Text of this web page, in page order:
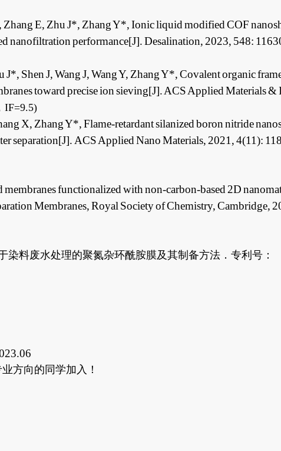
Zhang E, Zhu J*, Zhang Y*, Ionic liquid modified COF
nanofiltration performance[J].Desalination, 2023, 548:
J*, Shen J, Wang J, Wang Y, Zhang Y*, Covalent organic
toward precise ion sieving[J].ACS Applied Materials &
IF=9.5)
X, Zhang Y*, Flame-retardant silanized boron nitride
separation[J]. ACS Applied Nano Materials, 2021, 4(11):
functionalized with non-carbon-based 2D
Membranes, Royal Society of Chemistry, Cambridge,
染料废水处理的聚氮杂环酰胺膜及其制备方法．专利号：
方向的同学加入！